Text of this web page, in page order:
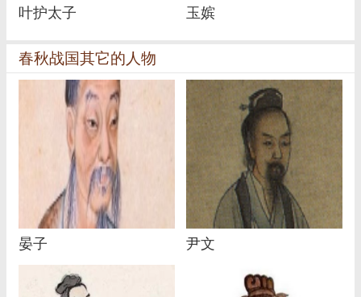
叶护太子 玉嫔
春秋战国其它的人物
晏子 尹文